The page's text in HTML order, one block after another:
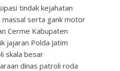
tindak kejahatan
massal serta gank motor
Cerme Kabupaten
jajaran Polda Jatim
skala besar
dinas patroli roda